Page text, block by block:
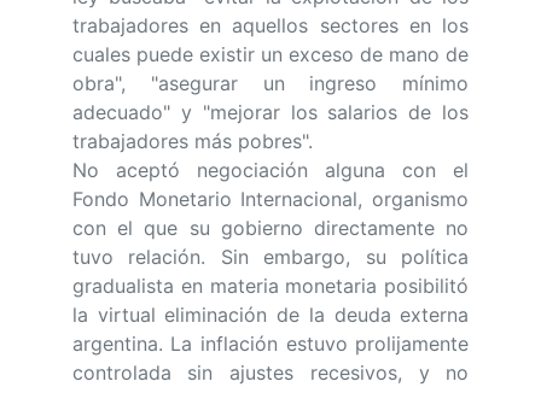
trabajadores en aquellos sectores en los
cuales puede existir un exceso de mano de
obra", "asegurar un ingreso mínimo
adecuado" y "mejorar los salarios de los
trabajadores más pobres".
No aceptó negociación alguna con el
Fondo Monetario Internacional, organismo
con el que su gobierno directamente no
tuvo relación. Sin embargo, su política
gradualista en materia monetaria posibilitó
la virtual eliminación de la deuda externa
argentina. La inflación estuvo prolijamente
controlada sin ajustes recesivos, y no